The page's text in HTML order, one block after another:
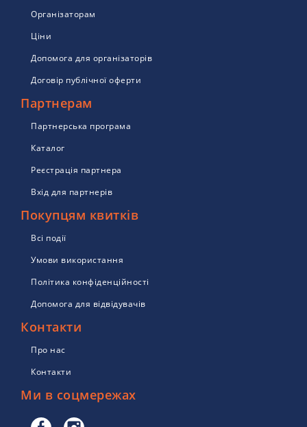
Організаторам
Ціни
Допомога для організаторів
Договір публічної оферти
Партнерам
Партнерська програма
Каталог
Реєстрація партнера
Вхід для партнерів
Покупцям квитків
Всі події
Умови використання
Політика конфіденційності
Допомога для відвідувачів
Контакти
Про нас
Контакти
Ми в соцмережах